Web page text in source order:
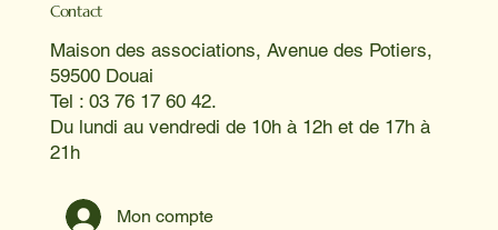
Contact
Maison des associations, Avenue des Potiers,
59500 Douai
Tel : 03 76 17 60 42.
Du lundi au vendredi de 10h à 12h et de 17h à
21h
Mon compte